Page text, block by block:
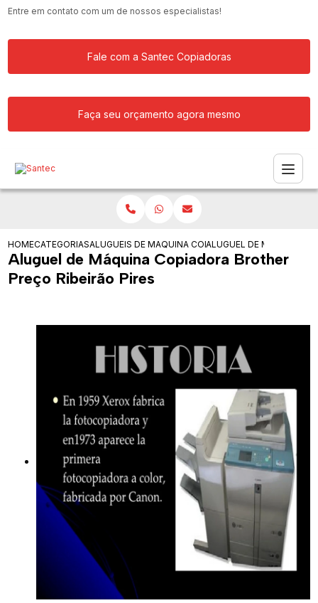
Entre em contato com um de nossos especialistas!
Fale com a Santec Copiadoras
Faça seu orçamento agora mesmo
HOMECATEGORIASALUGUEIS DE COPIADORASMAQUINA COPIADORA COLORIDA PARA
ALUGUEL DE MAQUINA
Aluguel de Máquina Copiadora Brother
Preço Ribeirão Pires